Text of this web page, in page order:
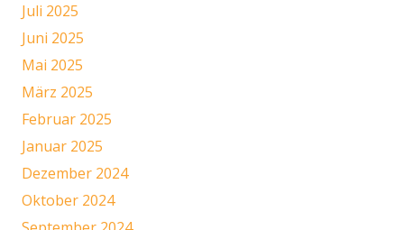
Juli 2025
Juni 2025
Mai 2025
März 2025
Februar 2025
Januar 2025
Dezember 2024
Oktober 2024